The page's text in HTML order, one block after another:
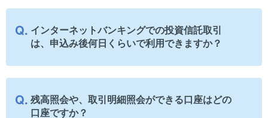
インターネットバンキングでの投資信託取引
は、申込み後何日くらいで利用できますか？
残高照会や、取引明細照会ができる口座はどの
口座ですか？